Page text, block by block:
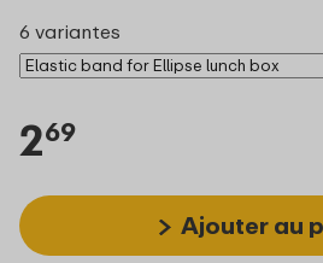
6 variantes
269
Ajouter au